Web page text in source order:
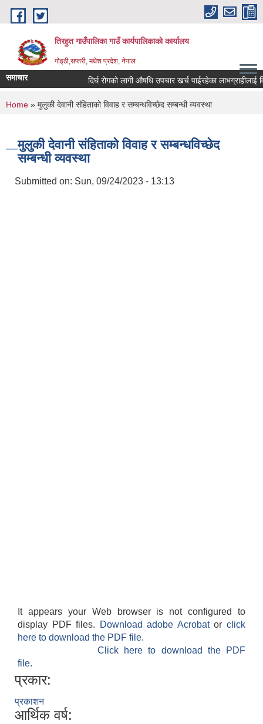
Skip to main content
तिरहुत गाउँपालिका गाउँ कार्यपालिकाकाे कार्यालय
गाेइठी,सप्तरी, मधेश प्रदेश, नेपाल
समाचार दिर्घ रोगको लागी औषधि उपचार खर्च पाईरहेका
You are here
Home » मुलुकी देवानी संहिताको विवाह र सम्बन्धविच्छेद सम्बन्धी व्यवस्था
मुलुकी देवानी संहिताको विवाह र सम्बन्धविच्छेद
सम्बन्धी व्यवस्था
Submitted on: Sun, 09/24/2023 - 13:13
It appears your Web browser is not configured to
display PDF files.
Download adobe Acrobatorclick
here to download the PDF file.
Click here to download the PDF
file.
प्रकार:
प्रकाशन
आर्थिक वर्ष: